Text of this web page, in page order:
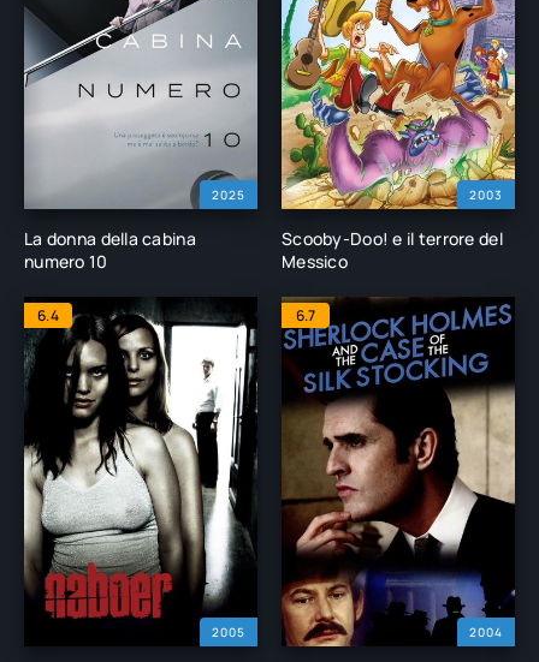
2025
La donna della cabina
numero 10
2003
Scooby-Doo! e il terrore del
Messico
2005
6.4
2004
6.7